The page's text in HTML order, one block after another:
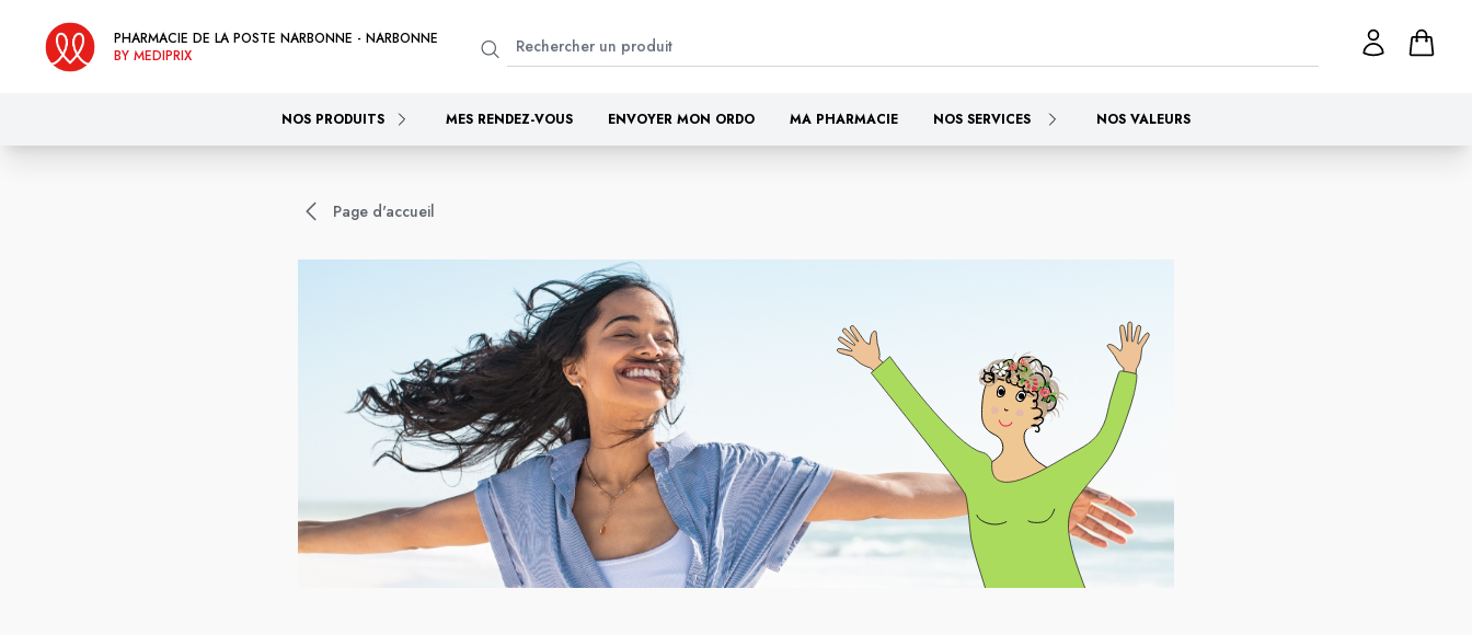
PHARMACIE DE LA POSTE NARBONNE - NARBONNE
BY MEDIPRIX
NOS PRODUITS MES RENDEZ-VOUS ENVOYER MON ORDO MA PHARMACIE NOS SERVICES NOS VALEURS
Page d'accueil